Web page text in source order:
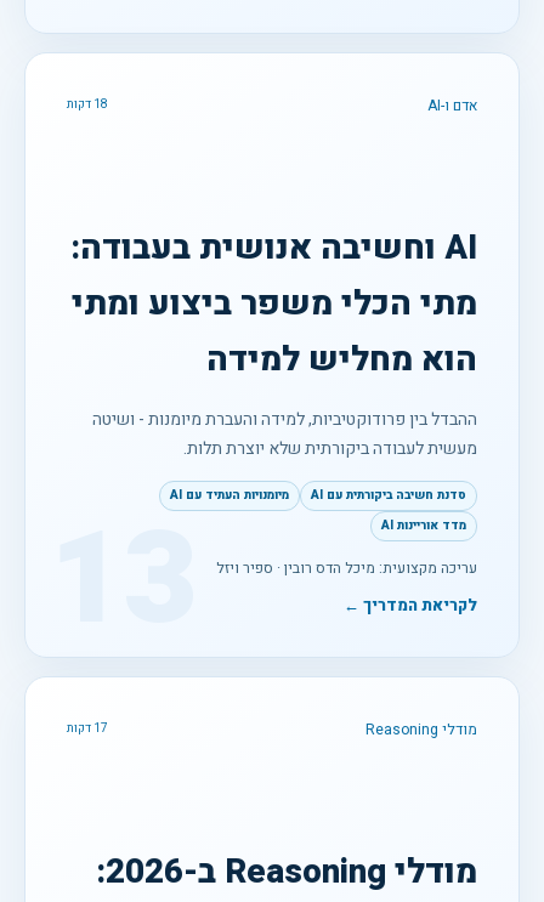
אדם ו-AI 18 דקות
AI וחשיבה אנושית בעבודה:
מתי הכלי משפר ביצוע ומתי
הוא מחליש למידה
ההבדל בין פרודוקטיביות, למידה והעברת מיומנות - ושיטה
מעשית לעבודה ביקורתית שלא יוצרת תלות.
סדנת חשיבה ביקורתית עם AI
מיומנויות העתיד עם AI
מדד אוריינות AI
עריכה מקצועית: מיכל הדס רובין · ספיר ויזל
לקריאת המדריך ←
מודלי Reasoning 17 דקות
מודלי Reasoning ב-2026: